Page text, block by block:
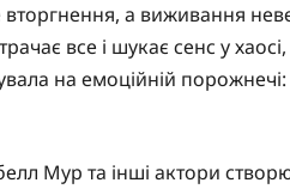
а виживання
все і шукає сенс у
на емоційній
Мур та інші актори